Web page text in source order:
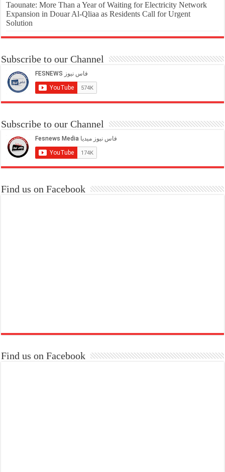
Taounate: More Than a Year of Waiting for Electricity Network
Expansion in Douar Al-Qliaa as Residents Call for Urgent
Solution
Subscribe to our Channel
Subscribe to our Channel
Find us on Facebook
Find us on Facebook